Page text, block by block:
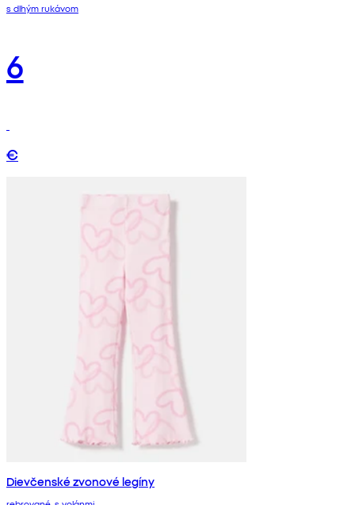
s dlhým rukávom
6
€
Dievčenské zvonové legíny